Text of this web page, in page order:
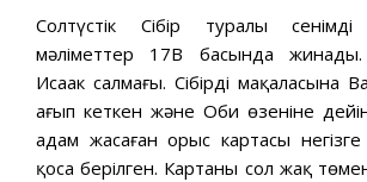
Солтүстік Сібір туралы сенімді
мәліметтер 17В басында жинады.
Исаак салмағы. Сібірдің мақаласына
ағып кеткен және Оби өзеніне
адам жасаған орыс картасы
қоса берілген. Картаның сол жақ